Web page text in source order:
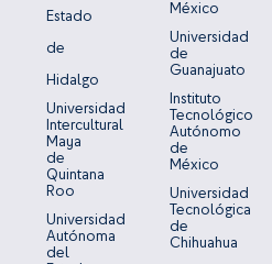
Estado
de
Hidalgo
Universidad
Intercultural
Maya
de
Quintana
Roo
Universidad
Autónoma
del
México
Universidad
de
Guanajuato
Instituto
Tecnológico
Autónomo
de
México
Universidad
Tecnológica
de
Chihuahua